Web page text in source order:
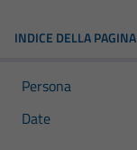
INDICE DELLA PAGINA
Persona
Date